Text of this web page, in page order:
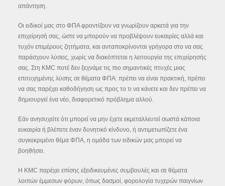
ΣΎΝΔΕΣΜΟΙ
ΕΠΙΚΟΙΝΩΝΊΑ
SEARCH
απάντηση.
Οι ειδικοί μας στο ΦΠΑ φροντίζουν να γνωρίζουν αρκετά για την
επιχείρησή σας, ώστε να μπορούν να προβλέψουν ευκαιρίες αλλά και
τυχόν επιμέρους ζητήματα, και ανταποκρίνονται γρήγορα στο να σας
παράσχουν λύσεις, χωρίς να διακόπτεται η λειτουργία της επιχείρησής
σας. Στη KMC ποτέ δεν ξεχνάμε τις πιο σημαντικές πτυχές μιας
επιτυχημένης λύσης σε θέματα ΦΠΑ: πρέπει να είναι πρακτική, πρέπει
να σας παρέχει καθοδήγηση ως προς το τι να κάνετε και δεν πρέπει να
δημιουργεί ένα νέο, διαφορετικό πρόβλημα αλλού.
Εάν ανησυχείτε ότι μπορεί να μην έχετε εκμεταλλευτεί σωστά κάποια
ευκαιρία ή βλέπετε έναν δυνητικό κίνδυνο, ή αντιμετωπίζετε ένα
συγκεκριμένο θέμα ΦΠΑ, η ομάδα των ειδικών μας μπορεί να
βοηθήσει.
Η KMC παρέχει επίσης εξειδικευμένες συμβουλές και σε θέματα
λοιπών έμμεσων φόρων, όπως δασμοί, φορολογία τυχερών παιγνίων